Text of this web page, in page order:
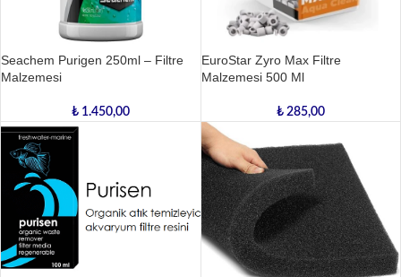
Seachem Purigen 250ml – Filtre
Malzemesi
₺1.450,00
EuroStar Zyro Max Filtre
Malzemesi 500 Ml
₺285,00